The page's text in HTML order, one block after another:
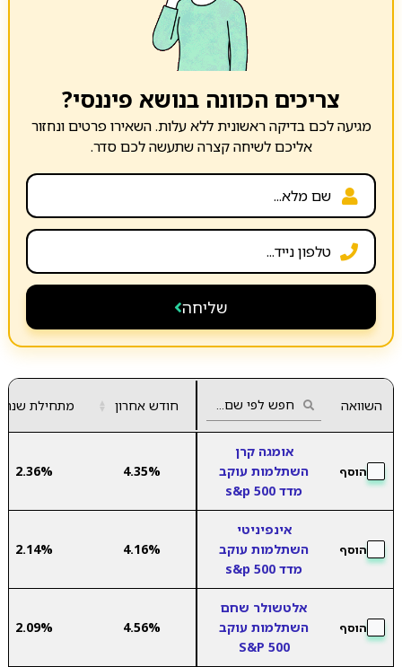
צריכים הכוונה בנושא פיננסי?
מגיעה לכם בדיקה ראשונית ללא עלות. השאירו פרטים ונחזור
אליכם לשיחה קצרה שתעשה לכם סדר.
שליחה
השוואה חודש אחרון ▲
▼ מתחילת שנה
הוסף
אומגה קרן
השתלמות עוקב
מדד s&p 500
4.35%
2.36%
הוסף
אינפיניטי
השתלמות עוקב
מדד s&p 500
4.16%
2.14%
הוסף
אלטשולר שחם
השתלמות עוקב
S&P 500
4.56%
2.09%